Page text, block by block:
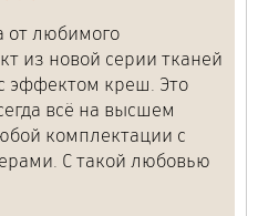
он будет
администратора. Также мы
фотографии.
от любимого
из новой серии тканей
эффектом креш. Это
всё на высшем
комплектации с
С такой любовью